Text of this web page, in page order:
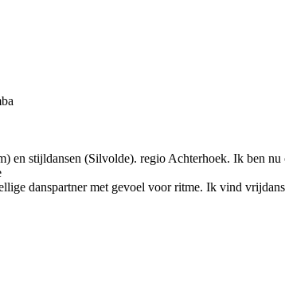
en stijldansen (Silvolde). regio Achterhoek. Ik ben
danspartner met gevoel voor ritme. Ik vind